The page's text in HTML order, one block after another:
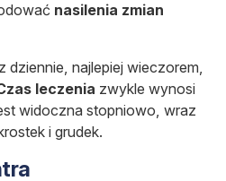
nasilenia zmian
dziennie, najlepiej wieczorem,
leczenia zwykle wynosi
widoczna stopniowo, wraz
i grudek.